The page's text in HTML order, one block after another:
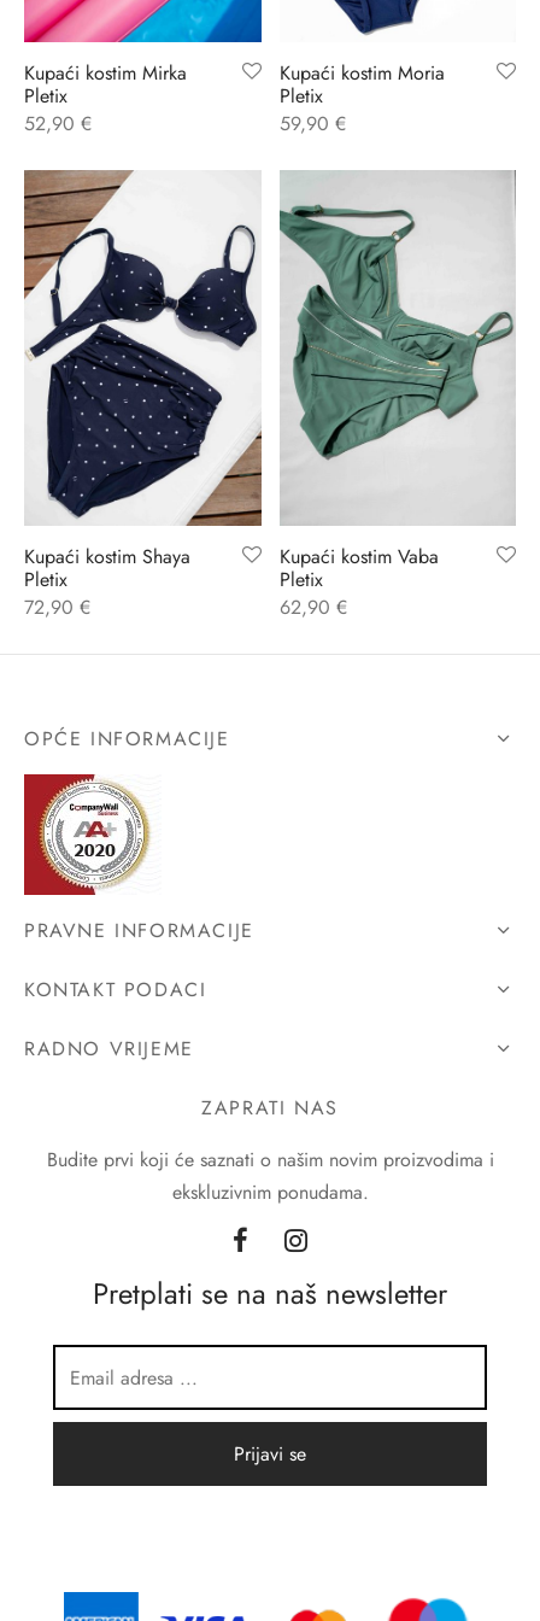
Kupaći kostim Mirka
Pletix
52,90 €
Kupaći kostim Moria
Pletix
59,90 €
Kupaći kostim Shaya
Pletix
72,90 €
Kupaći kostim Vaba
Pletix
62,90 €
OPĆE INFORMACIJE
PRAVNE INFORMACIJE
KONTAKT PODACI
RADNO VRIJEME
ZAPRATI NAS
Budite prvi koji će saznati o našim novim proizvodima i
ekskluzivnim ponudama.
Pretplati se na naš newsletter
košaricama
leđa
korištenja
kupnje